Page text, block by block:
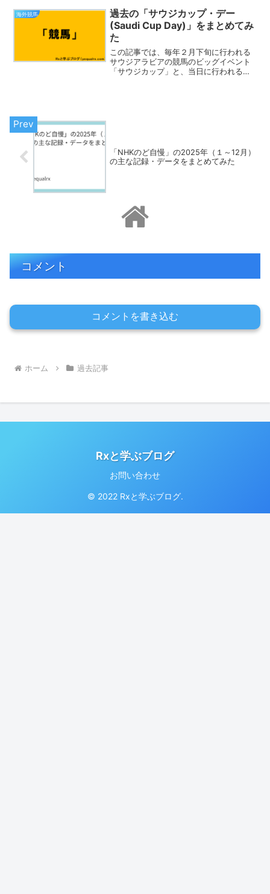
うち、2022年の動画で個人的に印象的だ
った回を振り...
海外競馬
過去の「サウジカップ・デー
(Saudi Cup Day)」をまとめてみ
た
この記事では、毎年２月下旬に行われる
サウジアラビアの競馬のビッグイベント
「サウジカップ」と、当日に行われるそ
「NHKのど自慢」の2025年（１～12月）
の主な記録・データをまとめてみた
コメント
コメントを書き込む
ホーム 過去記事
Rxと学ぶブログ
お問い合わせ
© 2022 Rxと学ぶブログ.